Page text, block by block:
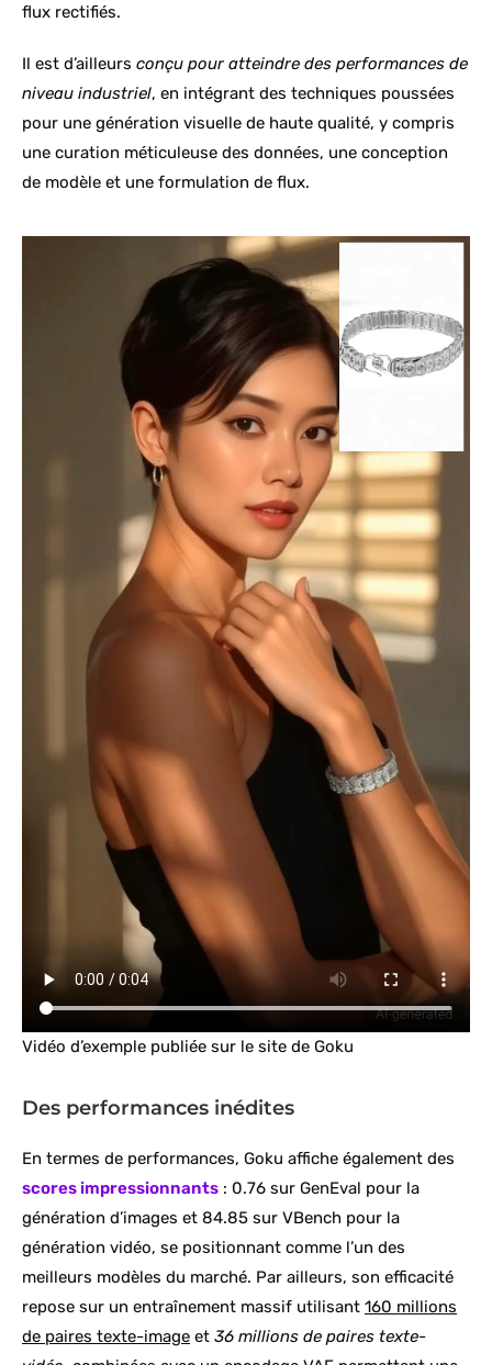
flux rectifiés.
Il est d’ailleurs conçu pour atteindre des performances de
niveau industriel, en intégrant des techniques poussées
pour une génération visuelle de haute qualité, y compris
une curation méticuleuse des données, une conception
de modèle et une formulation de flux.
Vidéo d’exemple publiée sur le site de Goku
Des performances inédites
En termes de performances, Goku affiche également des
scores impressionnants : 0.76 sur GenEval pour la
génération d’images et 84.85 sur VBench pour la
génération vidéo, se positionnant comme l’un des
meilleurs modèles du marché. Par ailleurs, son efficacité
repose sur un entraînement massif utilisant 160 millions
de paires texte-image et 36 millions de paires texte-